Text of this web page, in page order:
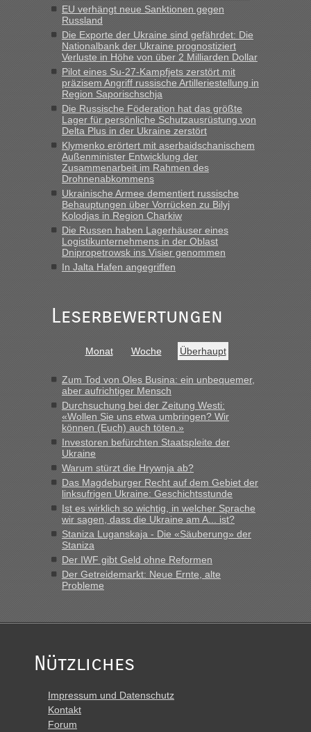
Grenzübergang zwischen Polen und der Ukraine
geht es am schnellsten?
„Gestern 6 Stunden warten vor der Grenze Richtung Polen
in Krakowez mit dem Kleinbus. Abfertigung ging dann
schnell da auch Passagiere mit EU-Pass dabei waren“
Bernd D-UAinBerichte und Reisetipps • Re: An
welchem Grenzübergang zwischen Polen und
der Ukraine geht es am schnellsten?
„Bin am Montag 15.6.26 um 8 Uhr in Urgyniw ausgereist,
das erste Mal an einem Montagmorgen ca. 15 Fahrzeuge
vor mir, bin sonst der Erste oder Zweite, egal, nach ca 20
Minuten wurde dann die nächste Welle...“
Berichte und Reisetipps • Re: An welchem
Grenzübergang zwischen Polen und der Ukraine
geht es am schnellsten?
„Derzeit, ist es überall sehr voll an den Grenzen Ukraine/
EU verhängt neue Sanktionen gegen
Russland
Die Exporte der Ukraine sind gefährdet: Die
Nationalbank der Ukraine prognostiziert
Verluste in Höhe von über 2 Milliarden Dollar
Pilot eines Su-27-Kampfjets zerstört mit
präzisem Angriff russische Artilleriestellung in
Region Saporischschja
Die Russische Föderation hat das größte
Lager für persönliche Schutzausrüstung von
Delta Plus in der Ukraine zerstört
Klymenko erörtert mit aserbaidschanischem
Außenminister Entwicklung der
Zusammenarbeit im Rahmen des
Drohnenabkommens
Ukrainische Armee dementiert russische
Behauptungen über Vorrücken zu Bilyj
Kolodjas in Region Charkiw
Die Russen haben Lagerhäuser eines
Logistikunternehmens in der Oblast
Dnipropetrowsk ins Visier genommen
In Jalta Hafen angegriffen
Leserbewertungen
Monat Woche Überhaupt
Zum Tod von Oles Busina: ein unbequemer,
aber aufrichtiger Mensch
Durchsuchung bei der Zeitung Westi:
«Wollen Sie uns etwa umbringen? Wir
können (Euch) auch töten.»
Investoren befürchten Staatspleite der
Ukraine
Warum stürzt die Hrywnja ab?
Das Magdeburger Recht auf dem Gebiet der
linksufrigen Ukraine: Geschichtsstunde
Ist es wirklich so wichtig, in welcher Sprache
wir sagen, dass die Ukraine am A... ist?
Staniza Luganskaja - Die «Säuberung» der
Staniza
Der IWF gibt Geld ohne Reformen
Der Getreidemarkt: Neue Ernte, alte
Probleme
Nützliches
Impressum und Datenschutz
Kontakt
Forum